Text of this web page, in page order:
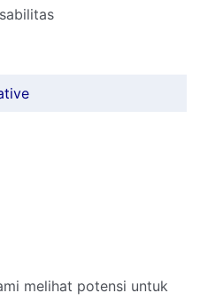
melihat potensi untuk